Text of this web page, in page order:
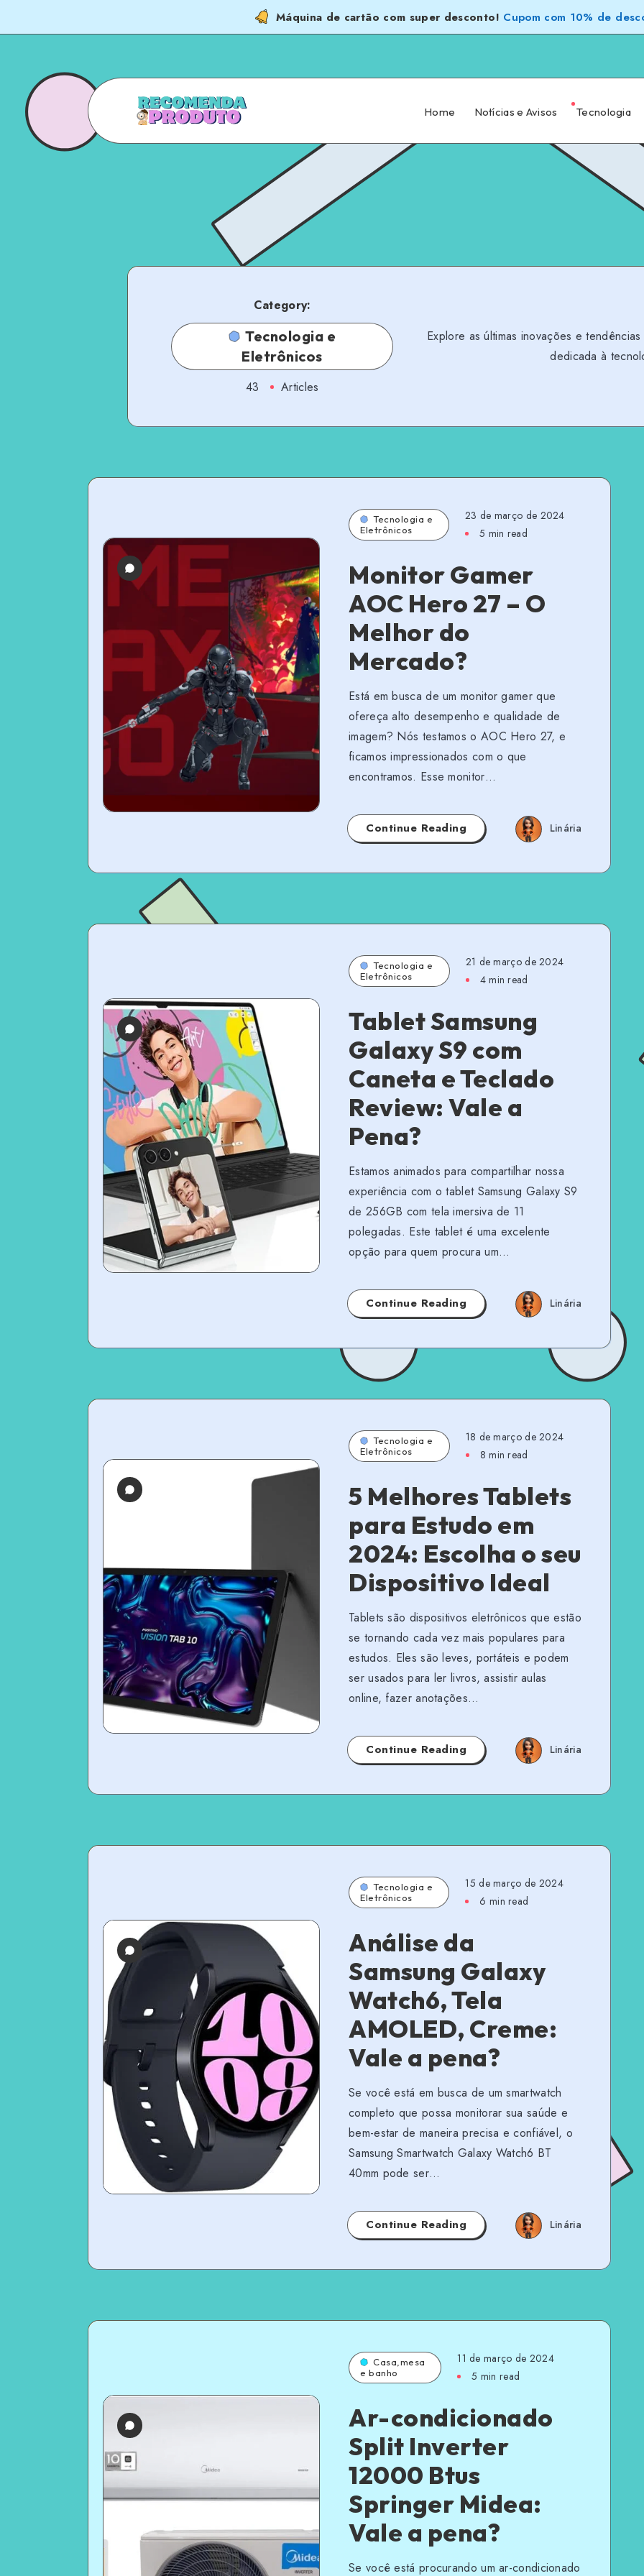
Máquina de cartão com super desconto! Cupom com 10% de
Home Notícias e Avisos Tecnologia
Category:
Tecnologia e
Eletrônicos
43 Articles
Explore as últimas inovações e
dedicada à
Tecnologia e
Eletrônicos
23 de março de 2024
5 min read
Monitor Gamer
AOC Hero 27 – O
Melhor do
Mercado?
Está em busca de um monitor gamer que
ofereça alto desempenho e qualidade de
imagem? Nós testamos o AOC Hero 27, e
ficamos impressionados com o que
encontramos. Esse monitor…
Continue Reading Linária
Tecnologia e
Eletrônicos
21 de março de 2024
4 min read
Tablet Samsung
Galaxy S9 com
Caneta e Teclado
Review: Vale a
Pena?
Estamos animados para compartilhar nossa
experiência com o tablet Samsung Galaxy S9
de 256GB com tela imersiva de 11
polegadas. Este tablet é uma excelente
opção para quem procura um…
Continue Reading Linária
Tecnologia e
Eletrônicos
18 de março de 2024
8 min read
5 Melhores Tablets
para Estudo em
2024: Escolha o seu
Dispositivo Ideal
Tablets são dispositivos eletrônicos que estão
se tornando cada vez mais populares para
estudos. Eles são leves, portáteis e podem
ser usados para ler livros, assistir aulas
online, fazer anotações…
Continue Reading Linária
Tecnologia e
Eletrônicos
15 de março de 2024
6 min read
Análise da
Samsung Galaxy
Watch6, Tela
AMOLED, Creme:
Vale a pena?
Se você está em busca de um smartwatch
completo que possa monitorar sua saúde e
bem-estar de maneira precisa e confiável, o
Samsung Smartwatch Galaxy Watch6 BT
40mm pode ser…
Continue Reading Linária
Casa,mesa
e banho
11 de março de 2024
5 min read
Ar-condicionado
Split Inverter
12000 Btus
Springer Midea:
Vale a pena?
Se você está procurando um ar-condicionado